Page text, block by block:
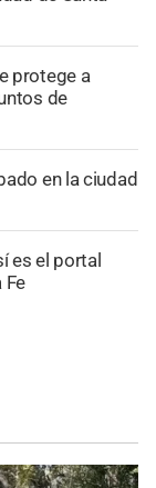
protege a
de
en la ciudad
es el portal
Fe